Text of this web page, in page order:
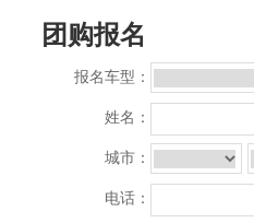
团购报名
报名车型：
姓名：
城市：
电话：